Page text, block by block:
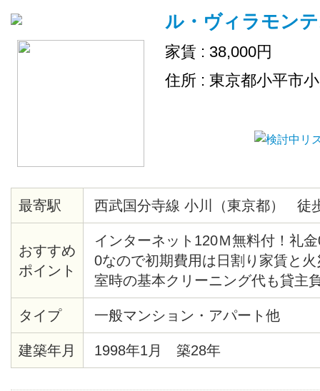
ル・ヴィラモン
家賃 : 38,000円
住所 : 東京都小平市
最寄駅 西武国分寺線 小川（東京都） 徒
おすすめ
ポイント
インターネット120Ｍ無料付！礼
0なので初期費用は日割り家賃と
室時の基本クリーニング代も貸主
コンビニまで徒歩1分・自転車で5
ー、ドラッグストア、ドンキホー
等があり大変便利・3、4Fに家主
女性専用
タイプ 一般マンション・アパート他
建築年月 1998年1月 築28年